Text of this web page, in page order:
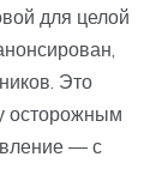
для целой
Это
осторожным
— с